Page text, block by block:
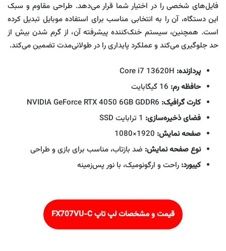
فایل‌های شخصی را در اختیار شما قرار می‌دهد. طراحی مقاوم و سبک
این دستگاه، آن را به انتخابی مناسب برای استفاده موبایل تبدیل کرده
است. همچنین، سیستم خنک‌کننده پیشرفته آن، از گرم شدن بیش از
حد جلوگیری می‌کند و عملکرد پایداری را در طولانی‌مدت تضمین می‌کند.
پردازنده:
حافظه رم:
کارت گرافیک:
فضای ذخیره‌سازی:
صفحه نمایش:
نوع صفحه نمایش: ضد بازتاب، مناسب برای بازی و طراحی
کیبورد: راحت و ارگونومیک، با نور پس‌زمینه
قیمت و مشخصات لپ تاپ FX707VU-C